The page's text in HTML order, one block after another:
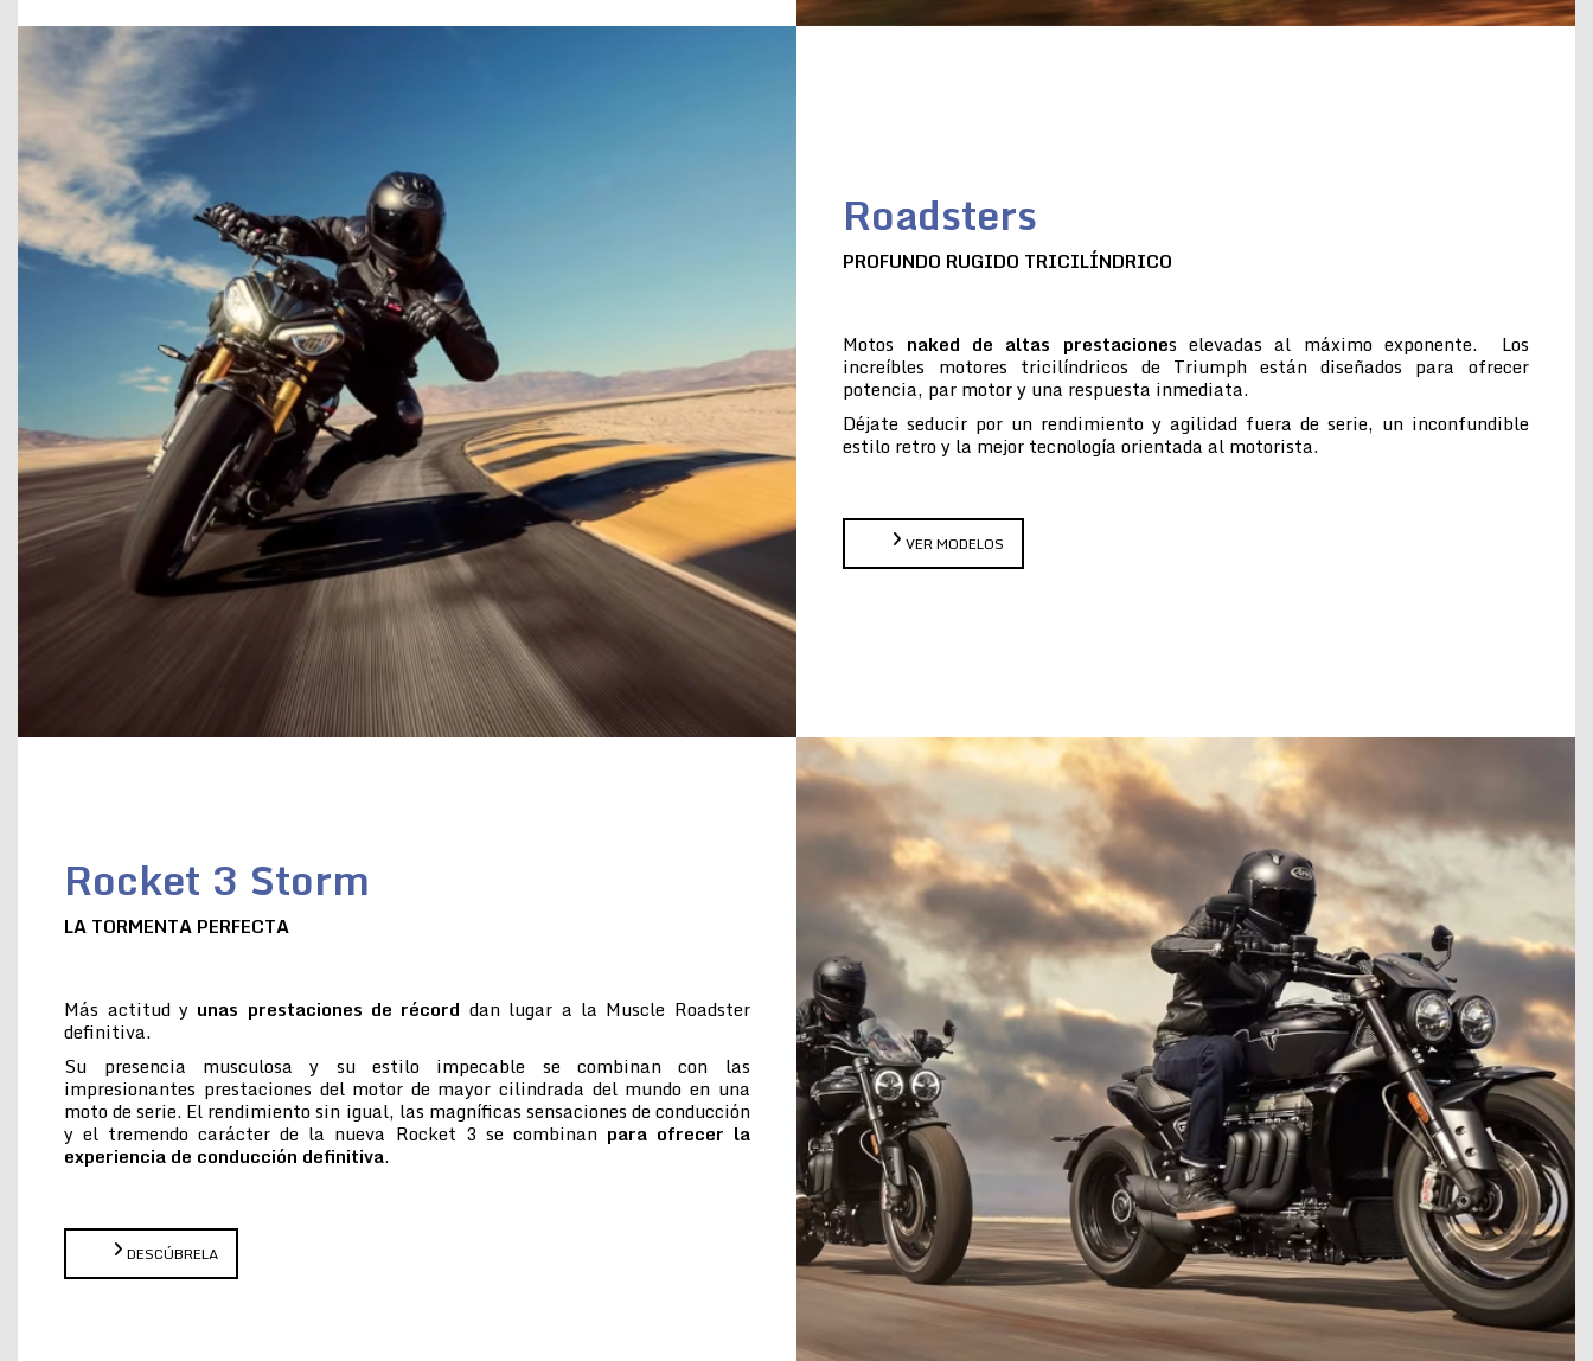
Roadsters
PROFUNDO RUGIDO TRICILÍNDRICO
Motos naked de altas prestaciones elevadas al máximo exponente. Los
increíbles motores tricilíndricos de Triumph están diseñados para ofrecer
potencia, par motor y una respuesta inmediata.
Déjate seducir por un rendimiento y agilidad fuera de serie, un inconfundible
estilo retro y la mejor tecnología orientada al motorista.
VER MODELOS
Rocket 3 Storm
LA TORMENTA PERFECTA
Más actitud y unas prestaciones de récord dan lugar a la Muscle Roadster
definitiva.
Su presencia musculosa y su estilo impecable se combinan con las
impresionantes prestaciones del motor de mayor cilindrada del mundo en una
moto de serie. El rendimiento sin igual, las magníficas sensaciones de conducción
y el tremendo carácter de la nueva Rocket 3 se combinan para ofrecer la
experiencia de conducción definitiva.
DESCÚBRELA